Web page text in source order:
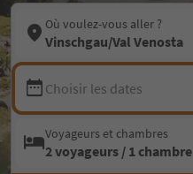
Où voulez-vous aller ?
Vinschgau/Val Venosta
Choisir les dates
Voyageurs et chambres
2 voyageurs / 1 chambre